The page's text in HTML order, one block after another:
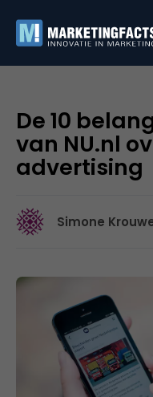
De 10
van NU.nl
advertising
Simone